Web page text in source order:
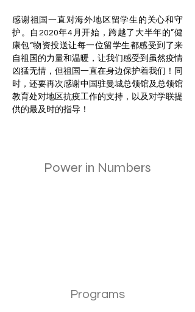
Programs
Power in Numbers
感谢祖国一直对海外地区留学生的关心和守
护。自2020年4月开始，跨越了大半年的”健
康包“物资投送让每一位留学生都感受到了来
自祖国的力量和温暖，让我们感受到虽然疫情
凶猛无情，但祖国一直在身边保护着我们！同
时，还要再次感谢中国驻曼城总领馆及总领馆
教育处对地区抗疫工作的支持，以及对学联提
供的最及时的指导！